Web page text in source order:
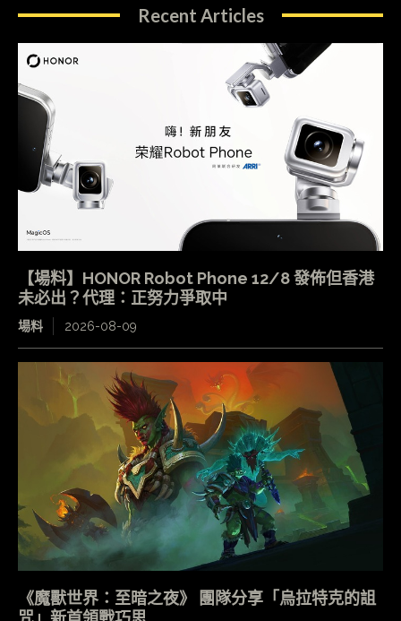
Recent Articles
【場料】HONOR Robot Phone 12/8 發佈但香港
未必出？代理：正努力爭取中
場料 2026-08-09
《魔獸世界：至暗之夜》 團隊分享「烏拉特克的詛